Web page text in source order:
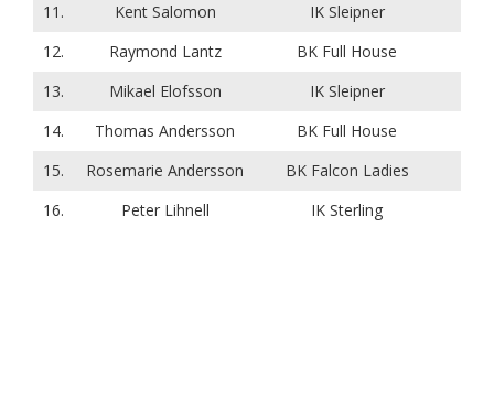
11.
Kent Salomon
IK Sleipner
12.
Raymond Lantz
BK Full House
13.
Mikael Elofsson
IK Sleipner
14.
Thomas Andersson
BK Full House
15.
Rosemarie Andersson
BK Falcon Ladies
16.
Peter Lihnell IK Sterling